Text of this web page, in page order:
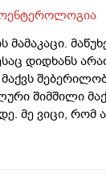
საშინელი
შუადღე-
ვერაფრით
- შებერილობა
მაქვს.
დარღვეული
მამაკაცი.
დიდხანს
შიმშილი
მე ვიცი, რომ
სჭირდეს,